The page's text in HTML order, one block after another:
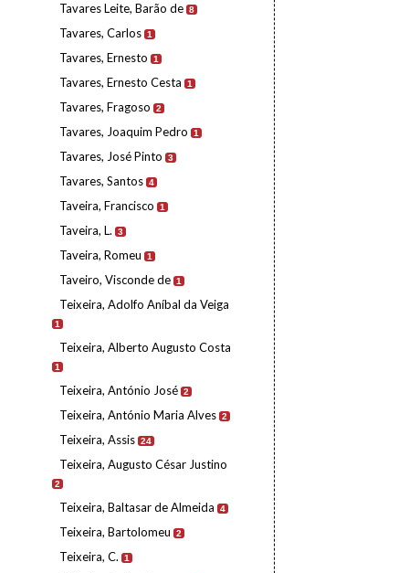
Tavares Leite, Barão de 8
Tavares, Carlos 1
Tavares, Ernesto 1
Tavares, Ernesto Cesta 1
Tavares, Fragoso 2
Tavares, Joaquim Pedro 1
Tavares, José Pinto 3
Tavares, Santos 4
Taveira, Francisco 1
Taveira, L. 3
Taveira, Romeu 1
Taveiro, Visconde de 1
Teixeira, Adolfo Aníbal da Veiga
1
Teixeira, Alberto Augusto Costa
1
Teixeira, António José 2
Teixeira, António Maria Alves 2
Teixeira, Assis 24
Teixeira, Augusto César Justino
2
Teixeira, Baltasar de Almeida 4
Teixeira, Bartolomeu 2
Teixeira, C. 1